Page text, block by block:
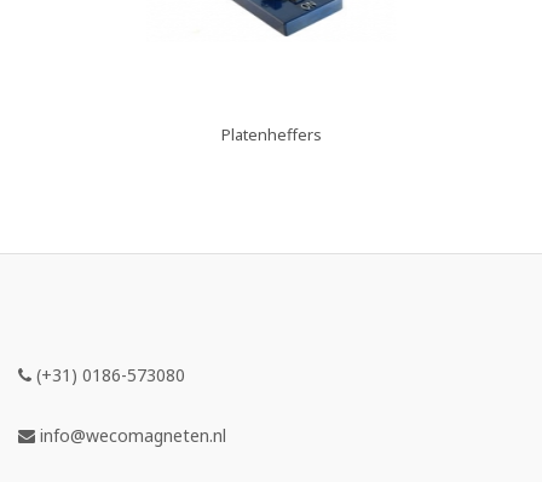
Platenheffers
(+31) 0186-573080
info@wecomagneten.nl